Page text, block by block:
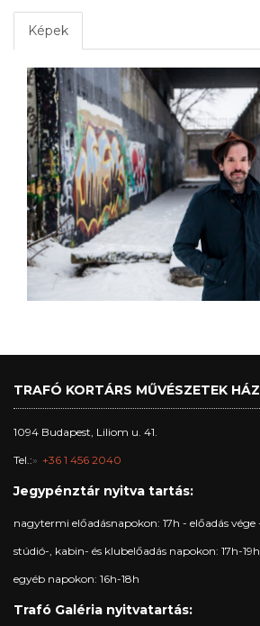
Képek
TRAFÓ KORTÁRS MŰVÉSZETEK
1094 Budapest, Liliom u. 41.
Tel.: +36 1 456 2040
Jegypénztár nyitva tartás:
nagytermi előadásnapokon: 17h - előadás vége
stúdió-, kabin- és klubelőadás napokon: 17h-
egyéb napokon: 16h-18h
Trafó Galéria nyitvatartás: